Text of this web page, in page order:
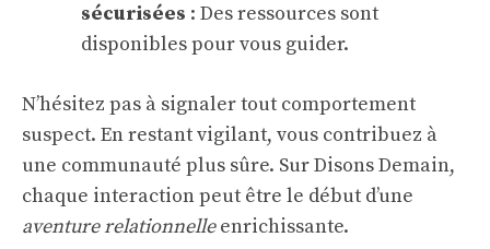
sécurisées : Des ressources sont
disponibles pour vous guider.
N’hésitez pas à signaler tout comportement
suspect. En restant vigilant, vous contribuez à
une communauté plus sûre. Sur Disons Demain,
chaque interaction peut être le début d’une
aventure relationnelleenrichissante.